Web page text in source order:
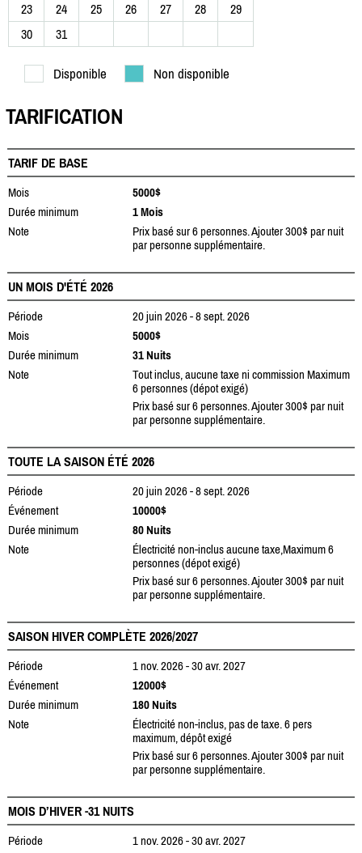
23
24 25 26 27 28
29
30
31
Disponible Non disponible
TARIFICATION
TARIF DE BASE
Mois
5000$
Durée minimum
1 Mois
Note
Prix basé sur 6 personnes. Ajouter 300$ par nuit
par personne supplémentaire.
UN MOIS D'ÉTÉ 2026
Période
20 juin 2026 - 8 sept. 2026
Mois
5000$
Durée minimum
31 Nuits
Note
Tout inclus, aucune taxe ni commission Maximum
6 personnes (dépot exigé)
Prix basé sur 6 personnes. Ajouter 300$ par nuit
par personne supplémentaire.
TOUTE LA SAISON ÉTÉ 2026
Période
20 juin 2026 - 8 sept. 2026
Événement
10000$
Durée minimum
80 Nuits
Note
Électricité non-inclus aucune taxe,Maximum 6
personnes (dépot exigé)
Prix basé sur 6 personnes. Ajouter 300$ par nuit
par personne supplémentaire.
SAISON HIVER COMPLÈTE 2026/2027
Période
1 nov. 2026 - 30 avr. 2027
Événement
12000$
Durée minimum
180 Nuits
Note
Électricité non-inclus, pas de taxe. 6 pers
maximum, dépôt exigé
Prix basé sur 6 personnes. Ajouter 300$ par nuit
par personne supplémentaire.
MOIS D’HIVER -31 NUITS
Période
1 nov. 2026 - 30 avr. 2027